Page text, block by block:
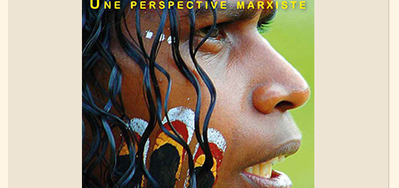
Christophe Darmangeat
Je ne sais pas quelle est la couleur de ma ceintur
e, mais je suis bien d'accord avec vous sur le…
Christophe Darmangeat
C'est en effet un bon livre, tout à fait recommandab
le.
ChristianP
J'ai vu aujourd'hui que l'historienne Michelle Zancari